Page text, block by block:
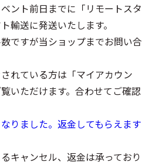
ント前日までに「リモートスタ
輸送に発送いたします。
ですが当ショップまでお問い合
れている方は「マイアカウン
いただけます。合わせてご確認
りました。返金してもらえます
キャンセル、返金は承っており